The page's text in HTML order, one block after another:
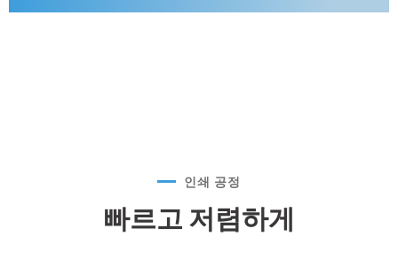
인쇄 공정
빠르고 저렴하게